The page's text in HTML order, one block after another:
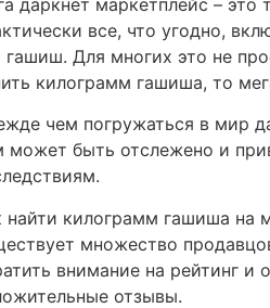
даркнет маркетплейс – это
все, что угодно,
гашиш. Для многих это не
килограмм гашиша, то
чем погружаться в мир
может быть отслежено и
найти килограмм гашиша на
множество
внимание на рейтинг
отзывы.